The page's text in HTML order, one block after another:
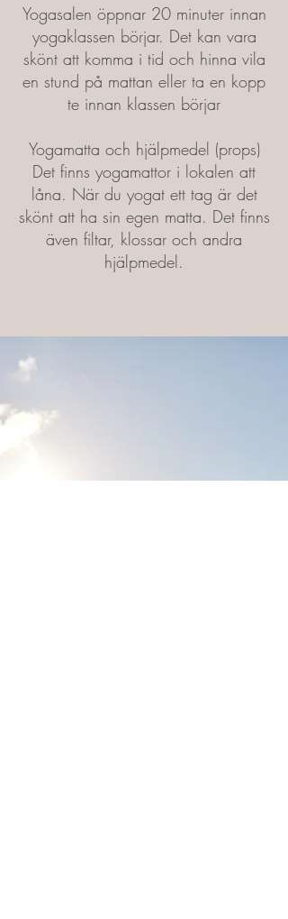
Yogasalen öppnar 20 minuter innan
yogaklassen börjar. Det kan vara
skönt att komma i tid och hinna vila
en stund på mattan eller ta en kopp
te innan klassen börjar
Yogamatta och hjälpmedel (props)
Det finns yogamattor i lokalen att
låna. När du yogat ett tag är det
skönt att ha sin egen matta. Det finns
även filtar, klossar och andra
hjälpmedel.